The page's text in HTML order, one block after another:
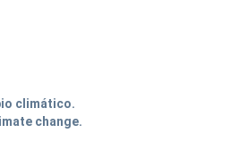
climático.
change.